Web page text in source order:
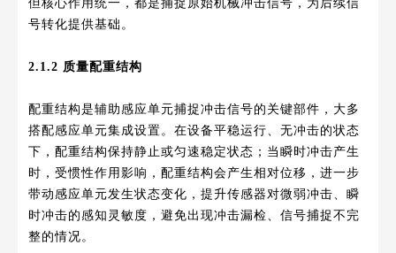
但核心作用统一，都是捕捉原始机械冲击信号，为后续信
号转化提供基础。
2.1.2 质量配重结构
配重结构是辅助感应单元捕捉冲击信号的关键部件，大多
搭配感应单元集成设置。在设备平稳运行、无冲击的状态
下，配重结构保持静止或匀速稳定状态；当瞬时冲击产生
时，受惯性作用影响，配重结构会产生相对位移，进一步
带动感应单元发生状态变化，提升传感器对微弱冲击、瞬
时冲击的感知灵敏度，避免出现冲击漏检、信号捕捉不完
整的情况。